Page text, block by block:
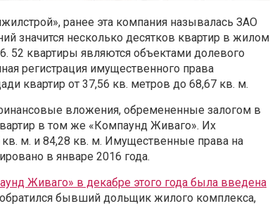
ранее эта компания называлась ЗАО
значится несколько десятков квартир в жилом
52 квартиры являются объектами долевого
регистрация имущественного права
квартир от 37,56 кв. метров до 68,67 кв. м.
вложения, обремененные залогом в
в том же «Компаунд Живаго». Их
м. и 84,28 кв. м. Имущественные права на
в январе 2016 года.
Живаго» в декабре этого года была введена
бывший дольщик жилого комплекса,